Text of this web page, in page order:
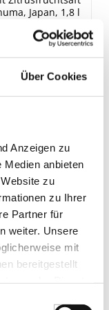
Über Cookies
Anzeigen zu
Medien anbieten
zu
zu Ihrer
Partner für
weiter. Unsere
mit
bereitgestellt
Japan, 1,8 l
AF 010 -